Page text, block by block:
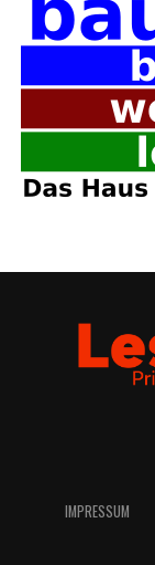
IMPRES­SUM